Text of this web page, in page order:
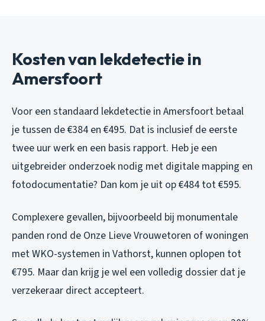
Kosten van lekdetectie in
Amersfoort
Voor een standaard lekdetectie in Amersfoort betaal
je tussen de €384 en €495. Dat is inclusief de eerste
twee uur werk en een basis rapport. Heb je een
uitgebreider onderzoek nodig met digitale mapping en
fotodocumentatie? Dan kom je uit op €484 tot €595.
Complexere gevallen, bijvoorbeeld bij monumentale
panden rond de Onze Lieve Vrouwetoren of woningen
met WKO-systemen in Vathorst, kunnen oplopen tot
€795. Maar dan krijg je wel een volledig dossier dat je
verzekeraar direct accepteert.